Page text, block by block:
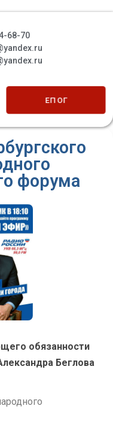
68-70
ЕП ОГ
форума
обязанности
Беглова